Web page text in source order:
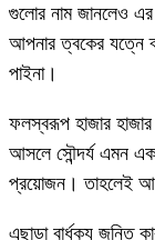
গুলোর নাম জানলেও
আপনার ত্বকের যত্নে
পাইনা।
ফলস্বরূপ হাজার হাজার
আসলে সৌন্দর্য এমন
প্রয়োজন। তাহলেই
এছাড়া বার্ধক্য জনিত